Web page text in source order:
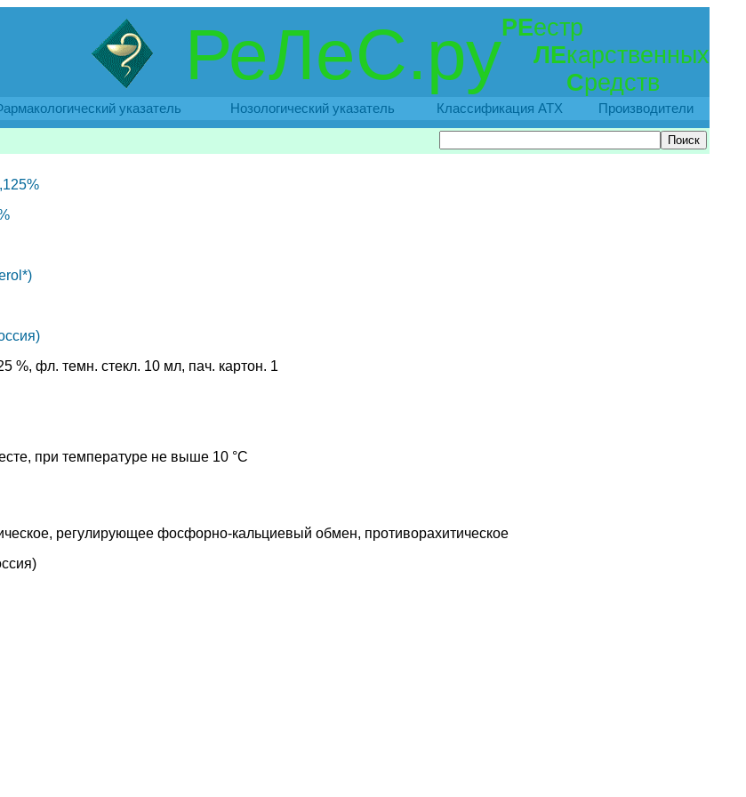
РеЛеС.руРЕестр
ЛЕкарственных
Средств
указатель Нозологический указатель Классификация АТХ Производители
%, фл. темн. стекл. 10 мл, пач. картон. 1
при температуре не выше 10 °C
регулирующее фосфорно-кальциевый обмен, противорахитическое